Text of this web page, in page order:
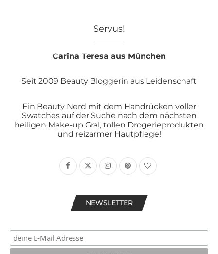
Servus!
Carina Teresa aus München
Seit 2009 Beauty Bloggerin aus Leidenschaft
Ein Beauty Nerd mit dem Handrücken voller
Swatches auf der Suche nach dem nächsten
heiligen Make-up Gral, tollen Drogerieprodukten
und reizarmer Hautpflege!
NEWSLETTER